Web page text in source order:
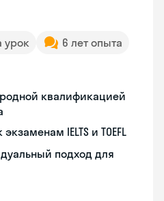
урок
6 лет опыта
квалификацией
IELTS и TOEFL
подход для